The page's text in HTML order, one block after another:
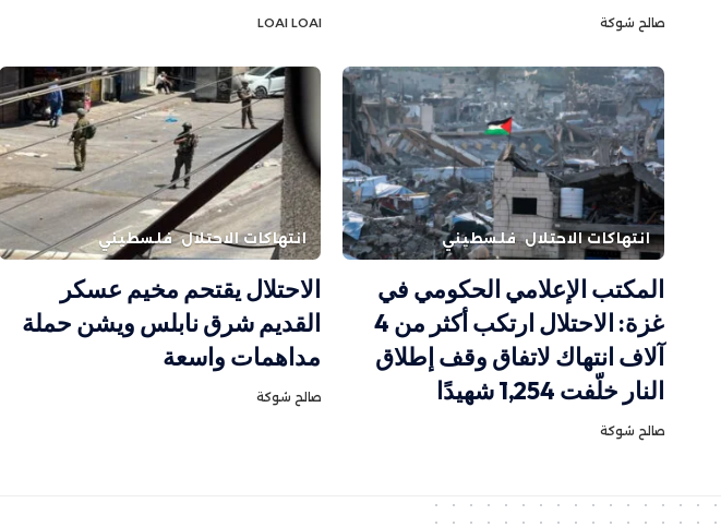
صالح شوكة LOAI LOAI
انتهاكات الاحتلال فلسطيني
المكتب الإعلامي الحكومي في
غزة: الاحتلال ارتكب أكثر من 4
آلاف انتهاك لاتفاق وقف إطلاق
النار خلّفت 1,254 شهيدًا
صالح شوكة
انتهاكات الاحتلال فلسطيني
الاحتلال يقتحم مخيم عسكر
القديم شرق نابلس ويشن حملة
مداهمات واسعة
صالح شوكة